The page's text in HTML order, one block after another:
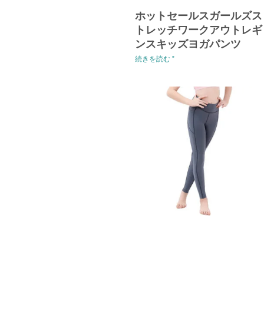
ホットセールスガールズス
トレッチワークアウトレギ
ンスキッズヨガパンツ
続きを読む "